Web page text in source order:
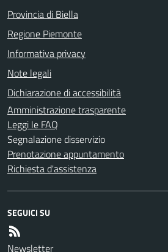
Provincia di Biella
Regione Piemonte
Informativa privacy
Note legali
Dichiarazione di accessibilità
Amministrazione trasparente
Leggi le FAQ
Segnalazione disservizio
Prenotazione appuntamento
Richiesta d'assistenza
SEGUICI SU
Newsletter